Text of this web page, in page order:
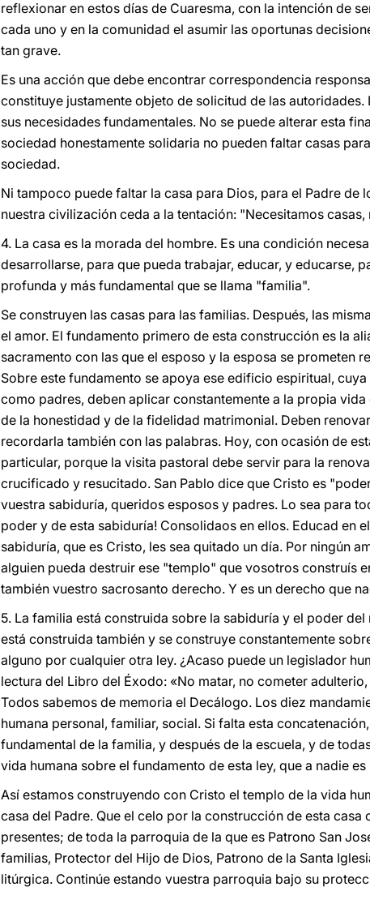
reflexionar en estos días de Cuaresma, con la intención de
cada uno y en la comunidad el asumir las oportunas
tan grave.
Es una acción que debe encontrar correspondencia
constituye justamente objeto de solicitud de las
sus necesidades fundamentales. No se puede alterar esta
sociedad honestamente solidaria no pueden faltar casas
sociedad.
Ni tampoco puede faltar la casa para Dios, para el Padre de
nuestra civilización ceda a la tentación: "Necesitamos
4. La casa es la morada del hombre. Es una condición
desarrollarse, para que pueda trabajar, educar, y educarse,
profunda y más fundamental que se llama "familia".
Se construyen las casas para las familias. Después, las
el amor. El fundamento primero de esta construcción es la
sacramento con las que el esposo y la esposa se prometen
Sobre este fundamento se apoya ese edificio espiritual,
como padres, deben aplicar constantemente a la propia
de la honestidad y de la fidelidad matrimonial. Deben
recordarla también con las palabras. Hoy, con ocasión de
particular, porque la visita pastoral debe servir para la
crucificado y resucitado. San Pablo dice que Cristo es
vuestra sabiduría, queridos esposos y padres. Lo sea para
poder y de esta sabiduría! Consolidaos en ellos. Educad en
sabiduría, que es Cristo, les sea quitado un día. Por ningún
alguien pueda destruir ese "templo" que vosotros construís
también vuestro sacrosanto derecho. Y es un derecho que
5. La familia está construida sobre la sabiduría y el poder
está construida también y se construye constantemente
alguno por cualquier otra ley. ¿Acaso puede un legislador
lectura del Libro del Éxodo: «No matar, no cometer
Todos sabemos de memoria el Decálogo. Los diez
humana personal, familiar, social. Si falta esta
fundamental de la familia, y después de la escuela, y de
vida humana sobre el fundamento de esta ley, que a nadie
Así estamos construyendo con Cristo el templo de la vida
casa del Padre. Que el celo por la construcción de esta
presentes; de toda la parroquia de la que es Patrono San
familias, Protector del Hijo de Dios, Patrono de la Santa
litúrgica. Continúe estando vuestra parroquia bajo su